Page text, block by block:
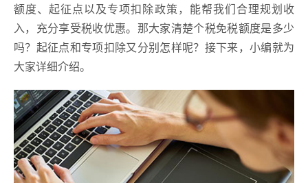
额度、起征点以及专项扣除政策，能帮我们合理规划收
入，充分享受税收优惠。那大家清楚个税免税额度是多少
吗？起征点和专项扣除又分别怎样呢？接下来，小编就为
大家详细介绍。